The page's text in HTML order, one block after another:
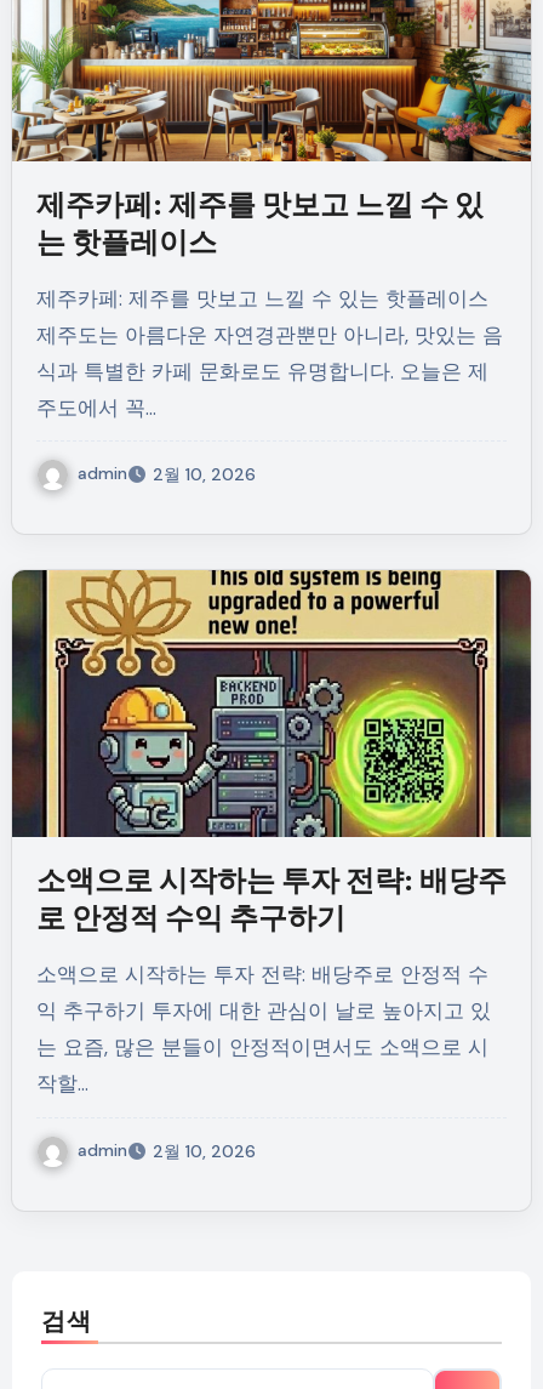
제주카페: 제주를 맛보고 느낄 수 있
는 핫플레이스
제주카페: 제주를 맛보고 느낄 수 있는 핫플레이스
제주도는 아름다운 자연경관뿐만 아니라, 맛있는 음
식과 특별한 카페 문화로도 유명합니다. 오늘은 제
주도에서 꼭…
admin 2월 10, 2026
소액으로 시작하는 투자 전략: 배당주
로 안정적 수익 추구하기
소액으로 시작하는 투자 전략: 배당주로 안정적 수
익 추구하기 투자에 대한 관심이 날로 높아지고 있
는 요즘, 많은 분들이 안정적이면서도 소액으로 시
작할…
admin 2월 10, 2026
검색